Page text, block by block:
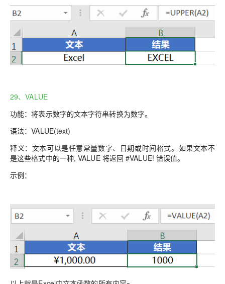
29、VALUE
功能：将表示数字的文本字符串转换为数字。
语法：VALUE(text)
释义：文本可以是任意常量数字、日期或时间格式。如果文本不
是这些格式中的一种, VALUE 将返回 #VALUE! 错误值。
示例：